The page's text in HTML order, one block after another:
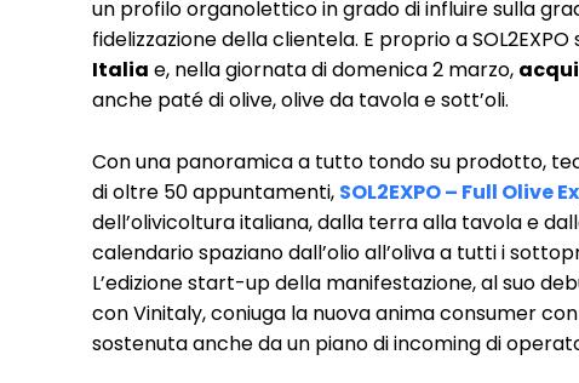
un profilo organolettico in grado di influire sulla
fidelizzazione della clientela. E proprio a
Italia e, nella giornata di domenica 2 marzo,
anche paté di olive, olive da tavola e sott’oli.
Con una panoramica a tutto tondo su prodotto,
di oltre 50 appuntamenti, SOL2EXPO – Full Olive
dell’olivicoltura italiana, dalla terra alla tavola e
calendario spaziano dall’olio all’oliva a tutti i
L’edizione start-up della manifestazione, al suo
con Vinitaly, coniuga la nuova anima consumer
sostenuta anche da un piano di incoming di